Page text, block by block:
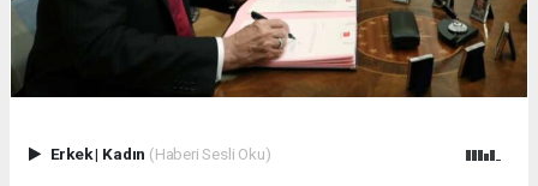
Erkek| Kadın (Haberi Sesli Oku)